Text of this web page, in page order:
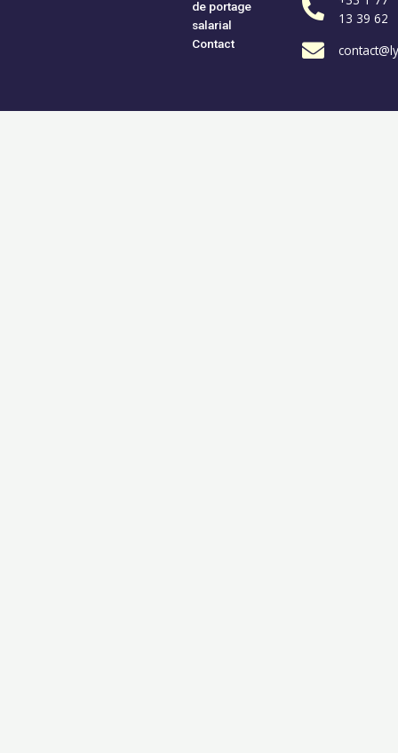
de portage
salarial
Contact
13 39 62